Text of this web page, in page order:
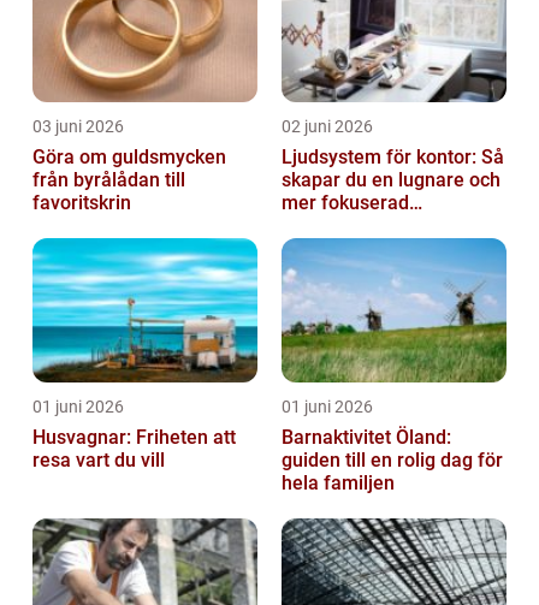
03 juni 2026
Göra om guldsmycken
från byrålådan till
favoritskrin
02 juni 2026
Ljudsystem för kontor: Så
skapar du en lugnare och
mer fokuserad
01 juni 2026
Husvagnar: Friheten att
resa vart du vill
01 juni 2026
Barnaktivitet Öland:
guiden till en rolig dag för
hela familjen